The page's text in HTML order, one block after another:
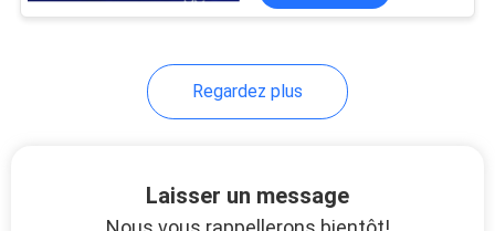
Accessoires de SMT
Regardez plus
Laisser un message